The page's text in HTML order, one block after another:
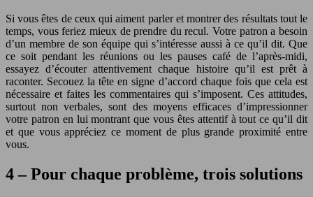
Si vous êtes de ceux qui aiment parler et montrer des résultats tout le
temps, vous feriez mieux de prendre du recul. Votre patron a besoin
d’un membre de son équipe qui s’intéresse aussi à ce qu’il dit. Que
ce soit pendant les réunions ou les pauses café de l’après-midi,
essayez d’écouter attentivement chaque histoire qu’il est prêt à
raconter. Secouez la tête en signe d’accord chaque fois que cela est
nécessaire et faites les commentaires qui s’imposent. Ces attitudes,
surtout non verbales, sont des moyens efficaces d’impressionner
votre patron en lui montrant que vous êtes attentif à tout ce qu’il dit
et que vous appréciez ce moment de plus grande proximité entre
vous.
4 – Pour chaque problème, trois solutions